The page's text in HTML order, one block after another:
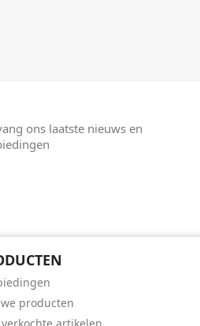
ons laatste nieuws en
producten